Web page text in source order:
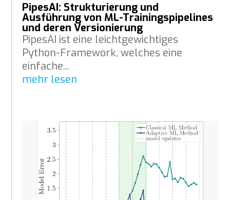
PipesAI: Strukturierung und
Ausführung von ML-Trainingspipelines
und deren Versionierung
PipesAI ist eine leichtgewichtiges
Python-Framework, welches eine
einfache...
mehr lesen